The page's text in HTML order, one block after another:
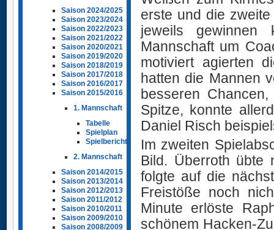
Saison 2024/2025
Saison 2023/2024
Saison 2022/2023
Saison 2021/2022
Saison 2020/2021
Saison 2019/2020
Saison 2018/2019
Saison 2017/2018
Saison 2016/2017
Saison 2015/2016
1. Mannschaft
Tabelle
Spielplan
Spielberichte
2. Mannschaft
Saison 2014/2015
Saison 2013/2014
Saison 2012/2013
Saison 2011/2012
Saison 2010/2011
Saison 2009/2010
Saison 2008/2009
erste und die
jeweils gewinnen
Mannschaft um
motiviert agierten
hatten die Mannen
besseren
Spitze, konnte
Daniel Risch
Im zweiten
Bild. Überroth übte
folgte auf die
Freistöße noch
Minute erlöste
schönem Hacken-